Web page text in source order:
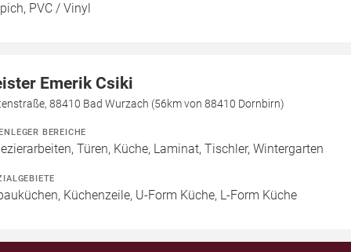
PVC / Vinyl
Emerik Csiki
88410 Bad Wurzach (56km von 88410 Dornbirn)
BEREICHE
Türen, Küche, Laminat, Tischler, Wintergarten
Küchenzeile, U-Form Küche, L-Form Küche